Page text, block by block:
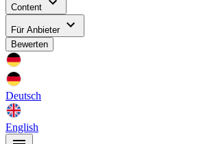
Content
Für Anbieter
Bewerten
Deutsch
English